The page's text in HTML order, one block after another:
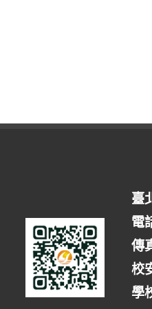
臺
電
傳
校
學